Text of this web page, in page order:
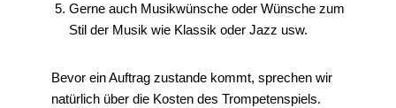
Gerne auch Musikwünsche oder Wünsche zum
Stil der Musik wie Klassik oder Jazz usw.
Bevor ein Auftrag zustande kommt, sprechen wir
natürlich über die Kosten des Trompetenspiels.